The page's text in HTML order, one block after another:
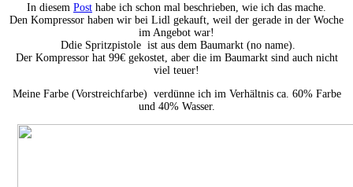
In diesem Post habe ich schon mal beschrieben, wie ich das mache.
Den Kompressor haben wir bei Lidl gekauft, weil der gerade in der Woche
im Angebot war!
Ddie Spritzpistole ist aus dem Baumarkt (no name).
Der Kompressor hat 99€ gekostet, aber die im Baumarkt sind auch nicht
viel teuer!
Meine Farbe (Vorstreichfarbe) verdünne ich im Verhältnis ca. 60% Farbe
und 40% Wasser.